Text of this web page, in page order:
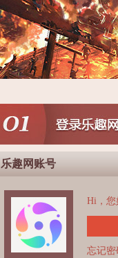
乐趣网账号
Hi，您
忘记密